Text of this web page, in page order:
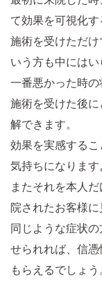
て効果を可視化す
施術を受けただ
いう方も中にはい
一番悪かった時
施術を受けた後
解できます。
効果を実感する
気持ちになります
またそれを本人
院されたお客様に
同じような症状
せられれば、信
もらえるでしょう